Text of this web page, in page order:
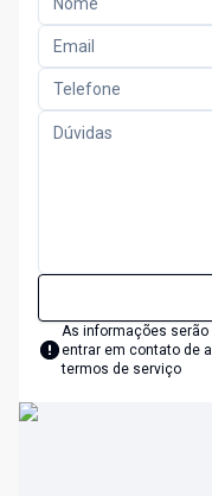
As informações serão
entrar em contato de
termos de serviço